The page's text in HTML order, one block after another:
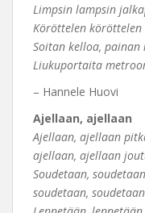
Limpsin lampsin
Köröttelen
Soitan kelloa,
Liukuportaita
– Hannele Huovi
Ajellaan, ajellaan
Ajellaan, ajellaan
ajellaan, ajellaan
Soudetaan,
soudetaan,